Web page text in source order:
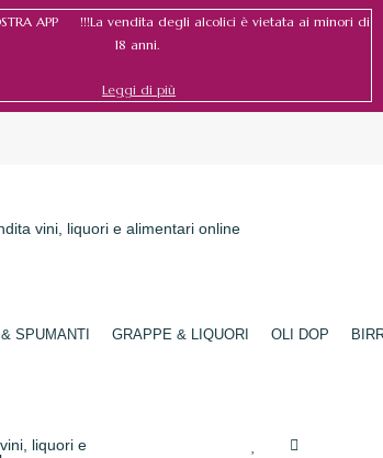
APP !!!La vendita degli alcolici è vietata ai minori di
18 anni.
Leggi di più
SPUMANTI GRAPPE & LIQUORI OLI DOP